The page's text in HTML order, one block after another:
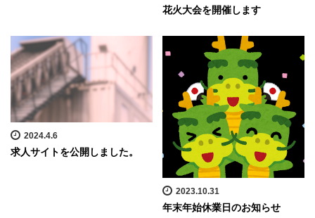
花火大会を開催します
2024.4.6
求人サイトを公開しました。
2023.10.31
年末年始休業日のお知らせ